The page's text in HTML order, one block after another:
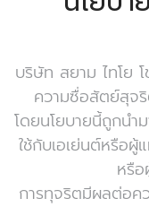
บริษัท สยาม ไทโย
ความซื่อสัตย์สุจ
โดยนโยบายนี้ถูกนำ
ใช้กับเอเย่นต์หรือ
หรื
การทุจริตมีผลต่อค